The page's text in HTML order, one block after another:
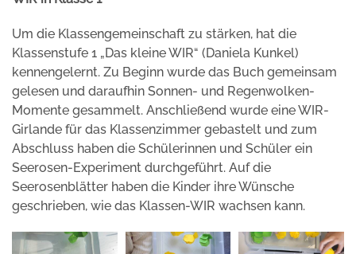
Um die Klassengemeinschaft zu stärken, hat die
Klassenstufe 1 „Das kleine WIR“ (Daniela Kunkel)
kennengelernt. Zu Beginn wurde das Buch gemeinsam
gelesen und daraufhin Sonnen- und Regenwolken-
Momente gesammelt. Anschließend wurde eine WIR-
Girlande für das Klassenzimmer gebastelt und zum
Abschluss haben die Schülerinnen und Schüler ein
Seerosen-Experiment durchgeführt. Auf die
Seerosenblätter haben die Kinder ihre Wünsche
geschrieben, wie das Klassen-WIR wachsen kann.